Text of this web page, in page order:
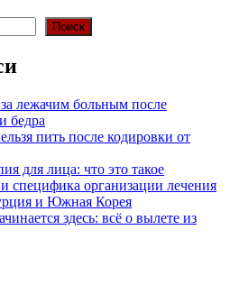
Поиск
лежачим больным после
бедра
пить после кодировки от
для лица: что это такое
специфика организации лечения
и Южная Корея
здесь: всё о вылете из